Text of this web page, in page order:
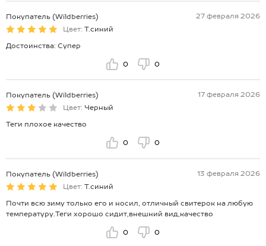
Покупатель (Wildberries)
27 февраля 2026
Цвет: Т.синий
Достоинства: Супер
0 0
Покупатель (Wildberries)
17 февраля 2026
Цвет: Черный
Теги плохое качество
0 0
Покупатель (Wildberries)
13 февраля 2026
Цвет: Т.синий
Почти всю зиму только его и носил, отличный свитерок на любую
температуру.Теги хорошо сидит,внешний вид,качество
0 0